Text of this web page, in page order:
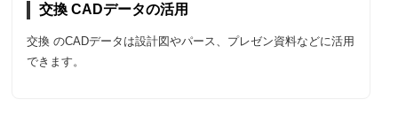
交換 CADデータの活用
交換 のCADデータは設計図やパース、プレゼン資料などに活用
できます。